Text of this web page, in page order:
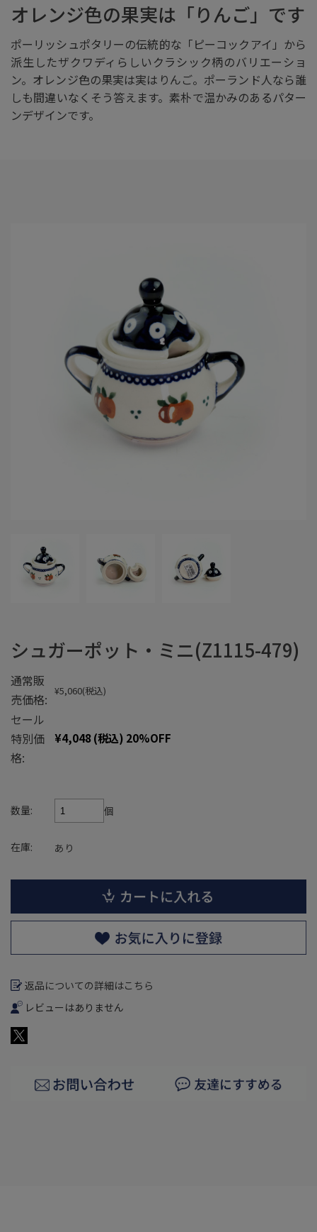
オレンジ色の果実は「りんご」です
ポーリッシュポタリーの伝統的な「ピーコックアイ」から
派生したザクワディらしいクラシック柄のバリエーショ
ン。オレンジ色の果実は実はりんご。ポーランド人なら誰
しも間違いなくそう答えます。素朴で温かみのあるパター
ンデザインです。
シュガーポット・ミニ(Z1115-479)
通常販
売価格:
¥5,060(税込)
セール
特別価
格:
¥4,048(税込) 20%OFF
数量: 個
在庫: あり
返品についての詳細はこちら
レビューはありません